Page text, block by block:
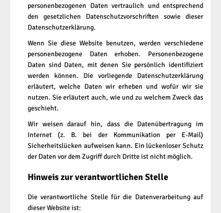
personenbezogenen Daten vertraulich und entsprechend
den gesetzlichen Datenschutzvorschriften sowie dieser
Datenschutzerklärung.
Wenn Sie diese Website benutzen, werden verschiedene
personenbezogene Daten erhoben. Personenbezogene
Daten sind Daten, mit denen Sie persönlich identifiziert
werden können. Die vorliegende Datenschutzerklärung
erläutert, welche Daten wir erheben und wofür wir sie
nutzen. Sie erläutert auch, wie und zu welchem Zweck das
geschieht.
Wir weisen darauf hin, dass die Datenübertragung im
Internet (z. B. bei der Kommunikation per E-Mail)
Sicherheitslücken aufweisen kann. Ein lückenloser Schutz
der Daten vor dem Zugriff durch Dritte ist nicht möglich.
Hinweis zur verantwortlichen Stelle
Die verantwortliche Stelle für die Datenverarbeitung auf
dieser Website ist: